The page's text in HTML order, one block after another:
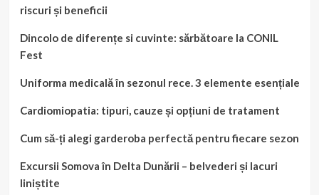
riscuri și beneficii
Dincolo de diferențe si cuvinte: sărbătoare la CONIL
Fest
Uniforma medicală în sezonul rece. 3 elemente esențiale
Cardiomiopatia: tipuri, cauze și opțiuni de tratament
Cum să-ți alegi garderoba perfectă pentru fiecare sezon
Excursii Somova în Delta Dunării – belvederi și lacuri
liniștite